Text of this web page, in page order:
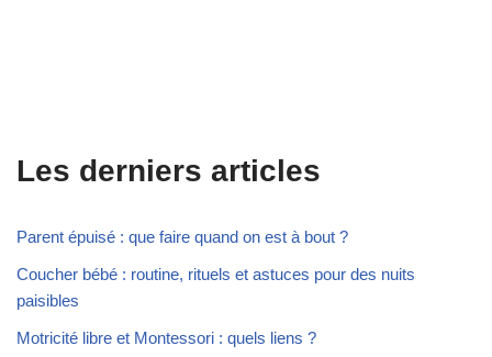
Les derniers articles
Parent épuisé : que faire quand on est à bout ?
Coucher bébé : routine, rituels et astuces pour des nuits
paisibles
Motricité libre et Montessori : quels liens ?